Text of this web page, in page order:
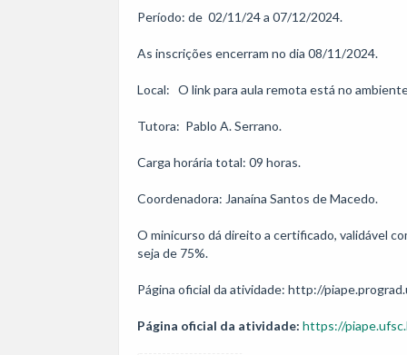
Período: de  02/11/24 a 07/12/2024.
As inscrições encerram no dia 08/11/2024.
Local:   O link para aula remota está no
Tutora:  Pablo A. Serrano.
Carga horária total: 09 horas.
Coordenadora: Janaína Santos de Macedo.
O minicurso dá direito a certificado, validável
seja de 75%.
Página oficial da atividade: http://
Página oficial da atividade: https://